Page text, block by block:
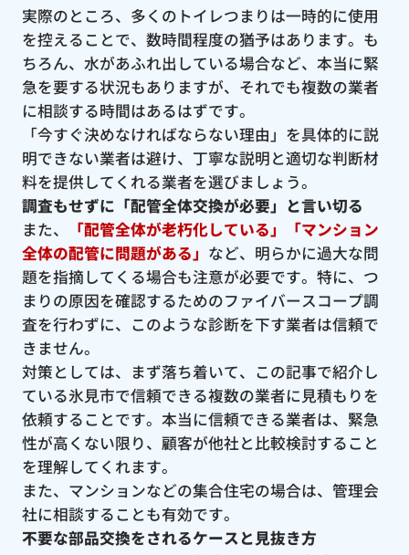
実際のところ、多くのトイレつまりは一時的に使用
を控えることで、数時間程度の猶予はあります。も
ちろん、水があふれ出している場合など、本当に緊
急を要する状況もありますが、それでも複数の業者
に相談する時間はあるはずです。
「今すぐ決めなければならない理由」を具体的に説
明できない業者は避け、丁寧な説明と適切な判断材
料を提供してくれる業者を選びましょう。
調査もせずに「配管全体交換が必要」と言い切る
また、
「配管全体が老朽化している」「マンション
全体の配管に問題がある」 など、明らかに過大な問
題を指摘してくる場合も注意が必要です。特に、つ
まりの原因を確認するためのファイバースコープ調
査を行わずに、このような診断を下す業者は信頼で
きません。
対策としては、まず落ち着いて、この記事で紹介し
ている氷見市で信頼できる複数の業者に見積もりを
依頼することです。本当に信頼できる業者は、緊急
性が高くない限り、顧客が他社と比較検討すること
を理解してくれます。
また、マンションなどの集合住宅の場合は、管理会
社に相談することも有効です。
不要な部品交換をされるケースと見抜き方